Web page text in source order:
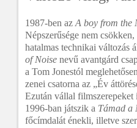
1987-ben az A boy from the
Népszerűsége nem
hatalmas technikai változás
of Noise nevű avantgárd
a Tom Jonestól
zenei csatorna az „Év
Ezután vállal
1996-ban játszik a Támad a
főcímdalát énekli, illetve